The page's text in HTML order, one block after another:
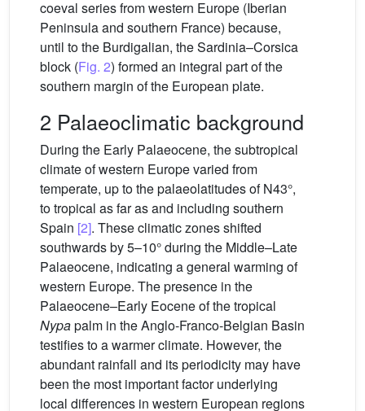
coeval series from western Europe (Iberian
Peninsula and southern France) because,
until to the Burdigalian, the Sardinia–Corsica
block (Fig. 2) formed an integral part of the
southern margin of the European plate.
2 Palaeoclimatic background
During the Early Palaeocene, the subtropical
climate of western Europe varied from
temperate, up to the palaeolatitudes of N43°,
to tropical as far as and including southern
Spain [2]. These climatic zones shifted
southwards by 5–10° during the Middle–Late
Palaeocene, indicating a general warming of
western Europe. The presence in the
Palaeocene–Early Eocene of the tropical
Nypapalm in the Anglo-Franco-Belgian Basin
testifies to a warmer climate. However, the
abundant rainfall and its periodicity may have
been the most important factor underlying
local differences in western European regions